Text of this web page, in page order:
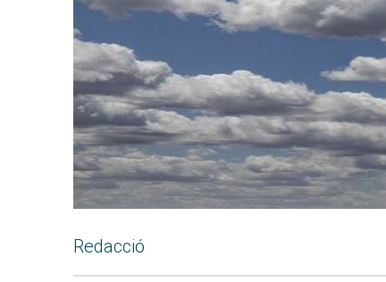
Redacció